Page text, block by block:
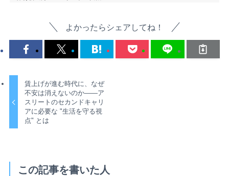
よかったらシェアしてね！
賃上げが進む時代に、なぜ
不安は消えないのか——ア
スリートのセカンドキャリ
アに必要な "生活を守る視
点" とは
この記事を書いた人